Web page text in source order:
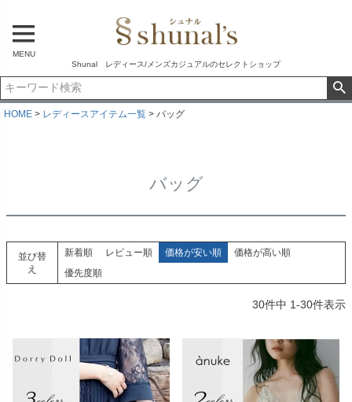
MENU
Shunal レディース/メンズカジュアルのセレクトショップ
HOME レディースアイテム一覧 バッグ
バッグ
並び替
え
新着順 レビュー順 価格が安い順
価格が高い順
優先度順
30件中 1-30件表示